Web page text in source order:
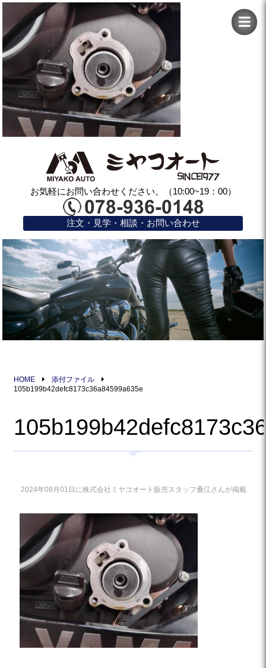
お気軽にお問い合わせください。（10:00~19：00）
注文・見学・相談・お問い合わせ
HOME
添付ファイル
105b199b42defc8173c36a84599a635e
2024年08月01日に株式会社ミヤコオート販売スタッフ桑江さんが掲載